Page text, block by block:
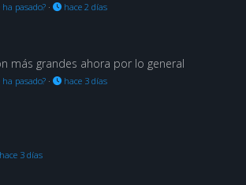
pasado?· hace 2 días
más grandes ahora por lo general
pasado?· hace 3 días
3 días